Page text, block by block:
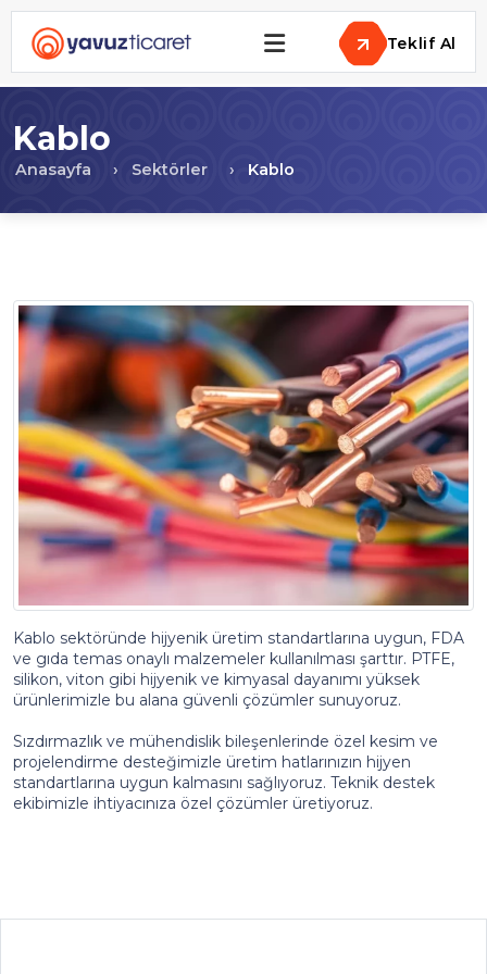
Teklif Al
Kablo
Anasayfa Sektörler Kablo
Kablo sektöründe hijyenik üretim standartlarına uygun, FDA
ve gıda temas onaylı malzemeler kullanılması şarttır. PTFE,
silikon, viton gibi hijyenik ve kimyasal dayanımı yüksek
ürünlerimizle bu alana güvenli çözümler sunuyoruz.
Sızdırmazlık ve mühendislik bileşenlerinde özel kesim ve
projelendirme desteğimizle üretim hatlarınızın hijyen
standartlarına uygun kalmasını sağlıyoruz. Teknik destek
ekibimizle ihtiyacınıza özel çözümler üretiyoruz.